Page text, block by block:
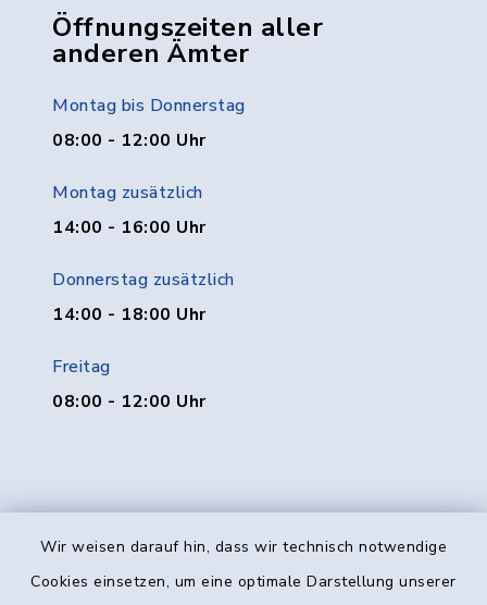
Wir weisen darauf hin, dass wir technisch notwendige
Cookies einsetzen, um eine optimale Darstellung unserer
Öffnungszeiten aller
anderen Ämter
Montag bis Donnerstag
08:00 - 12:00 Uhr
Montag zusätzlich
14:00 - 16:00 Uhr
Donnerstag zusätzlich
14:00 - 18:00 Uhr
Freitag
08:00 - 12:00 Uhr
Kontakt